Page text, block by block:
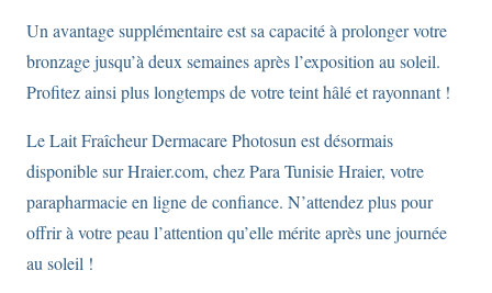
Un avantage supplémentaire est sa capacité à prolonger votre
bronzage jusqu’à deux semaines après l’exposition au soleil.
Profitez ainsi plus longtemps de votre teint hâlé et rayonnant !
Le Lait Fraîcheur Dermacare Photosun est désormais
disponible sur Hraier.com, chez Para Tunisie Hraier, votre
parapharmacie en ligne de confiance. N’attendez plus pour
offrir à votre peau l’attention qu’elle mérite après une journée
au soleil !